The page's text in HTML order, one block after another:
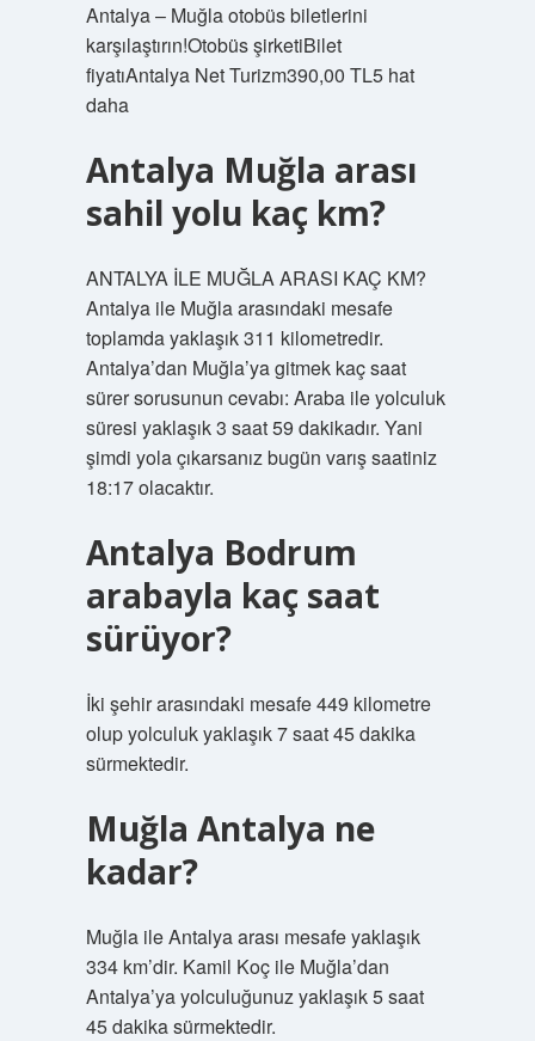
Antalya – Muğla otobüs biletlerini
karşılaştırın!Otobüs şirketiBilet
fiyatıAntalya Net Turizm390,00 TL5 hat
daha
Antalya Muğla arası
sahil yolu kaç km?
ANTALYA İLE MUĞLA ARASI KAÇ KM?
Antalya ile Muğla arasındaki mesafe
toplamda yaklaşık 311 kilometredir.
Antalya’dan Muğla’ya gitmek kaç saat
sürer sorusunun cevabı: Araba ile yolculuk
süresi yaklaşık 3 saat 59 dakikadır. Yani
şimdi yola çıkarsanız bugün varış saatiniz
18:17 olacaktır.
Antalya Bodrum
arabayla kaç saat
sürüyor?
İki şehir arasındaki mesafe 449 kilometre
olup yolculuk yaklaşık 7 saat 45 dakika
sürmektedir.
Muğla Antalya ne
kadar?
Muğla ile Antalya arası mesafe yaklaşık
334 km’dir. Kamil Koç ile Muğla’dan
Antalya’ya yolculuğunuz yaklaşık 5 saat
45 dakika sürmektedir.